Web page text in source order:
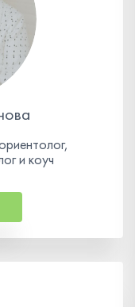
и коуч